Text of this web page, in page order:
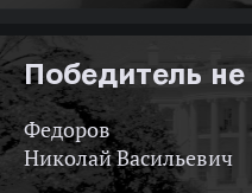
Победитель не
Федоров
Николай Васильевич